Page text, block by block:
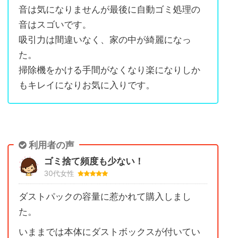
音は気になりませんが最後に自動ゴミ処理の
音はスゴいです。
吸引力は間違いなく、家の中が綺麗になっ
た。
掃除機をかける手間がなくなり楽になりしか
もキレイになりお気に入りです。
利用者の声
ゴミ捨て頻度も少ない！
30代女性
ダストパックの容量に惹かれて購入しまし
た。
いままでは本体にダストボックスが付いてい